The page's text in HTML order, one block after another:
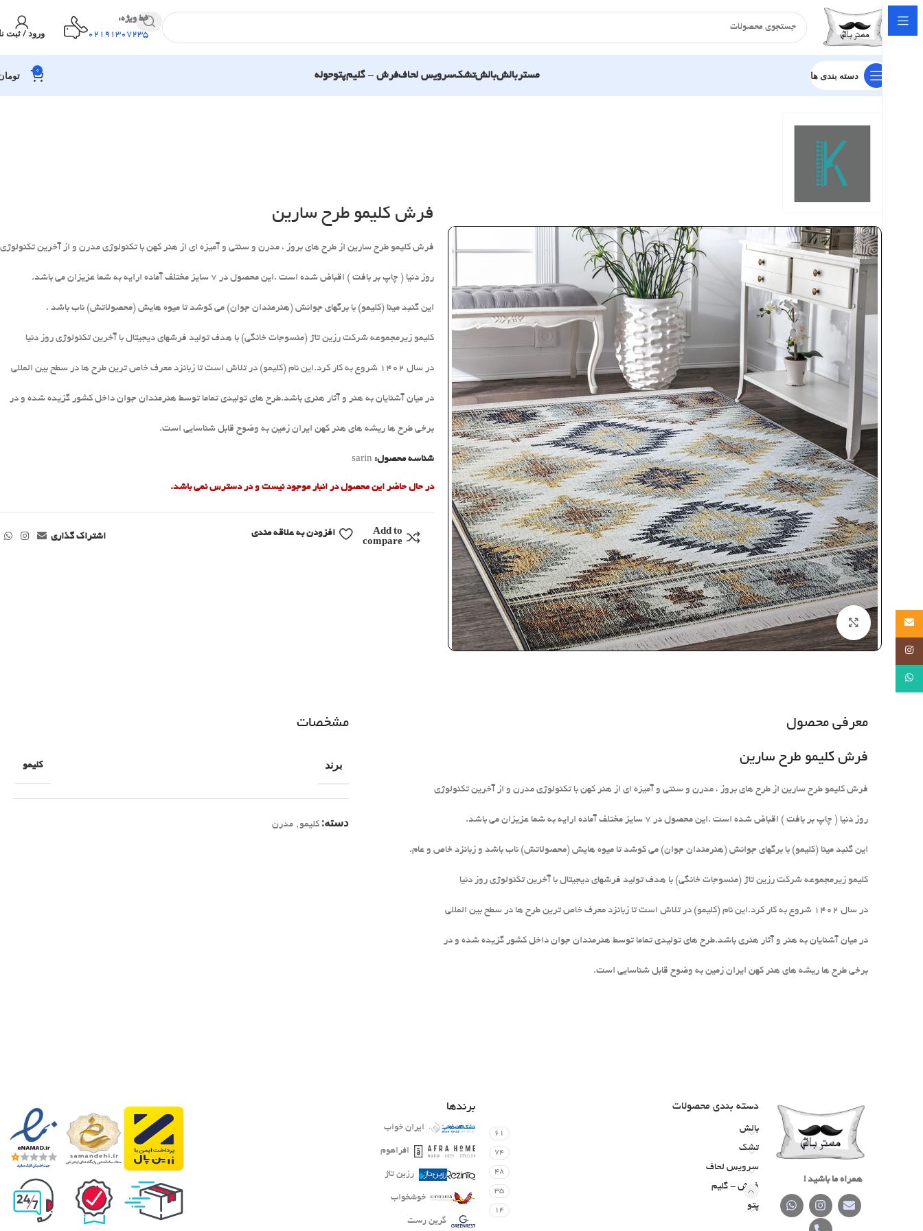
خط ویژه:
02191307235
ورود / ثبت
دسته بندی ها مستربالشبالشتشکسرویس لحاففرش – گلیمپتوحوله 0
خانه فرش - گلیم
بزرگنمایی تصویر
فرش کلیمو طرح سارین
فرش کلیمو طرح سارین از طرح های بروز ، مدرن و سنتی و آمیزه ای از هنر کهن با تکنولوژی مدرن و از آخرین تکنولوژی
روز دنیا ( چاپ بر بافت ) اقباض شده است .این محصول در 7 سایز مختلف آماده ارایه به شما عزیزان می باشد.
این گنبد مینا (کلیمو) با برگهای جوانش (هنرمندان جوان) می کوشد تا میوه هایش (محصولاتش) ناب باشد .
کلیمو زیرمجموعه شرکت رزین تاژ (منسوجات خانگی) با هدف تولید فرشهای دیجیتال با آخرین تکنولوژی روز دنیا
در سال 1402 شروع به کار کرد.این نام (کلیمو) در تلاش است تا زبانزد معرف خاص ترین طرح ها در سطح بین المللی
در میان آشنایان به هنر و آثار هنری باشد.طرح های تولیدی تماما توسط هنرمندان جوان داخل کشور گزیده شده و در
برخی طرح ها ریشه های هنر کهن ایران زمین به وضوح قابل شناسایی است.
شناسه محصول: sarin
در حال حاضر این محصول در انبار موجود نیست و در دسترس نمی باشد.
Add to
compare
افزودن به علاقه مندی اشتراک گذاری
معرفی محصول
فرش کلیمو طرح سارین
فرش کلیمو طرح سارین از طرح های بروز ، مدرن و سنتی و آمیزه ای از هنر کهن با تکنولوژی مدرن و از آخرین تکنولوژی
روز دنیا ( چاپ بر بافت ) اقباض شده است .این محصول در 7 سایز مختلف آماده ارایه به شما عزیزان می باشد.
این گنبد مینا (کلیمو) با برگهای جوانش (هنرمندان جوان) می کوشد تا میوه هایش (محصولاتش) ناب باشد و زبانزد خاص و عام.
کلیمو زیرمجموعه شرکت رزین تاژ (منسوجات خانگی) با هدف تولید فرشهای دیجیتال با آخرین تکنولوژی روز دنیا
در سال 1402 شروع به کار کرد.این نام (کلیمو) در تلاش است تا زبانزد معرف خاص ترین طرح ها در سطح بین المللی
در میان آشنایان به هنر و آثار هنری باشد.طرح های تولیدی تماما توسط هنرمندان جوان داخل کشور گزیده شده و در
برخی طرح ها ریشه های هنر کهن ایران زمین به وضوح قابل شناسایی است.
مشخصات
برند کلیمو
دسته: کلیمو , مدرن
همراه ما باشید !
دسته‌ بندی محصولات
بالش 61
تشک 74
سرویس لحاف 48
فرش - گلیم 35
پتو 14
برندها
ایران خواب
افراهوم
رزین تاژ
خوشخواب
گرین رست
Email
Instagram